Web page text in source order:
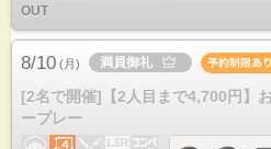
OUT
8/10 (月) 満員御礼
[2名で開催]【2人目まで4,700円】
ープレー